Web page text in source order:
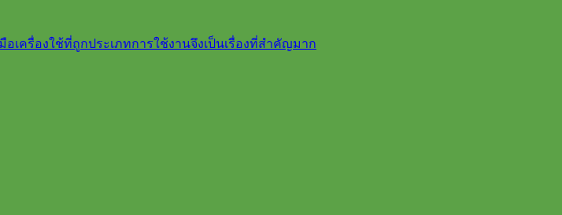
เครื่องใช้ที่ถูกประเภทการใช้งานจึงเป็นเรื่องที่สำคัญมาก